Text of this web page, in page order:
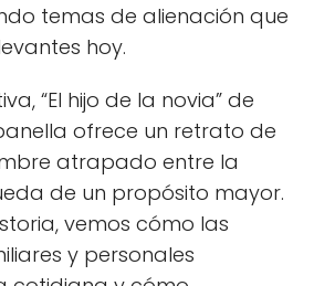
temas de alienación que
hoy.
“El hijo de la novia” de
ofrece un retrato de
atrapado entre la
de un propósito mayor.
vemos cómo las
y personales